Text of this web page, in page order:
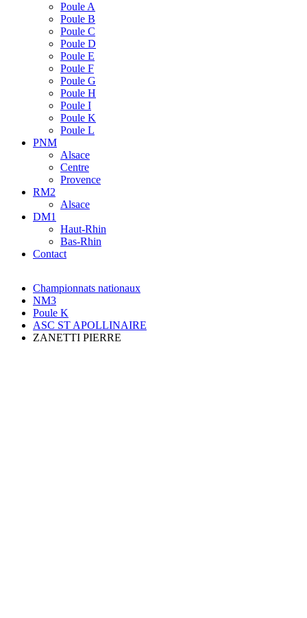
Poule A
Poule B
Poule C
Poule D
Poule E
Poule F
Poule G
Poule H
Poule I
Poule K
Poule L
PNM
Alsace
Centre
Provence
RM2
Alsace
DM1
Haut-Rhin
Bas-Rhin
Contact
Championnats nationaux
NM3
Poule K
ASC ST APOLLINAIRE
ZANETTI PIERRE